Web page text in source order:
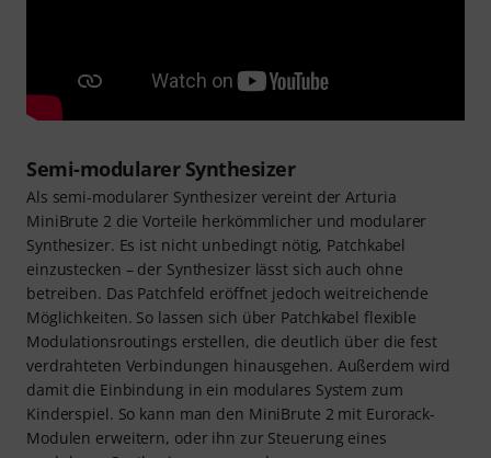
Semi-modularer Synthesizer
Als semi-modularer Synthesizer vereint der Arturia
MiniBrute 2 die Vorteile herkömmlicher und modularer
Synthesizer. Es ist nicht unbedingt nötig, Patchkabel
einzustecken – der Synthesizer lässt sich auch ohne
betreiben. Das Patchfeld eröffnet jedoch weitreichende
Möglichkeiten. So lassen sich über Patchkabel flexible
Modulationsroutings erstellen, die deutlich über die fest
verdrahteten Verbindungen hinausgehen. Außerdem wird
damit die Einbindung in ein modulares System zum
Kinderspiel. So kann man den MiniBrute 2 mit Eurorack-
Modulen erweitern, oder ihn zur Steuerung eines